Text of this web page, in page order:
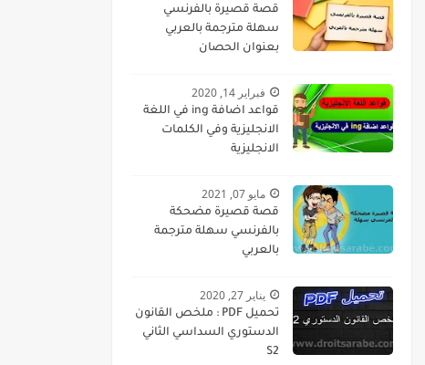
قصة قصيرة بالفرنسي
سهلة مترجمة بالعربي
بعنوان الحصان
فبراير 14, 2020
قواعد اضافة ing في اللغة
الانجليزية وفي الكلمات
الانجليزية
مايو 07, 2021
قصة قصيرة مضحكة
بالفرنسي سهلة مترجمة
بالعربي
يناير 27, 2020
تحميل PDF : ملخص القانون
الدستوري السداسي الثاني
S2